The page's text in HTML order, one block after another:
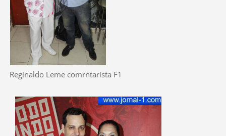
Reginaldo Leme comrntarista F1